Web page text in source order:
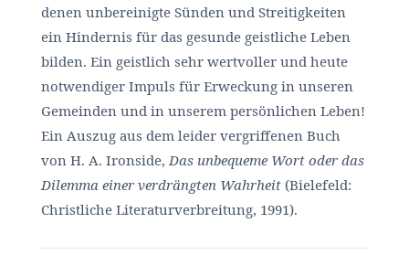
denen unbereinigte Sünden und Streitigkeiten
ein Hindernis für das gesunde geistliche Leben
bilden. Ein geistlich sehr wertvoller und heute
notwendiger Impuls für Erweckung in unseren
Gemeinden und in unserem persönlichen Leben!
Ein Auszug aus dem leider vergriffenen Buch
von H. A. Ironside, Das unbequeme Wort oder das
Dilemma einer verdrängten Wahrheit(Bielefeld:
Christliche Literaturverbreitung, 1991).